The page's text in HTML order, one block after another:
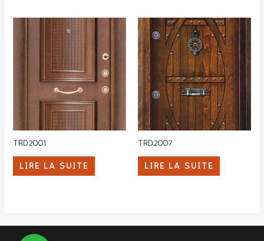
TRD2001
LIRE LA SUITE
TRD2007
LIRE LA SUITE